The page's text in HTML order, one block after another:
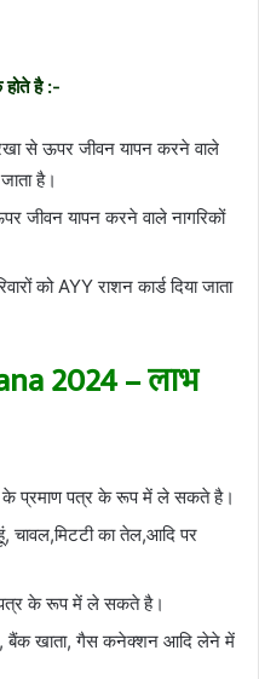
होते है :-
से ऊपर जीवन यापन करने वाले
है।
जीवन यापन करने वाले नागरिकों
को AYY राशन कार्ड दिया जाता
2024 – लाभ
प्रमाण पत्र के रूप में ले सकते है।
चावल,मिटटी का तेल,आदि पर
पत्र के रूप में ले सकते है।
बैंक खाता, गैस कनेक्शन आदि लेने में